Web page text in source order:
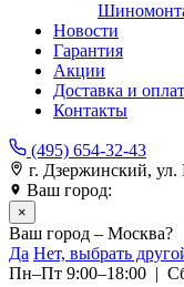
Новости
Гарантия
Акции
Доставка и
Контакты
(495) 654-32-43
г. Дзержинский,
Ваш город:
×
Ваш город – Москва?
Да Нет, выбрать
Пн–Пт 9:00–18:00 |